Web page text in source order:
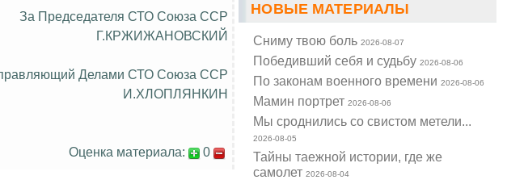
НОВЫЕ МАТЕРИАЛЫ
Cниму твою боль2026-08-07
Победивший себя и судьбу2026-08-06
По законам военного времени2026-08-06
Мамин портрет2026-08-06
Мы сроднились со свистом метели...
2026-08-05
Тайны таежной истории, где же
самолет2026-08-04
За Председателя СТО Союза ССР
Г.КРЖИЖАНОВСКИЙ
Делами СТО Союза ССР
И.ХЛОПЛЯНКИН
Оценка материала: 0